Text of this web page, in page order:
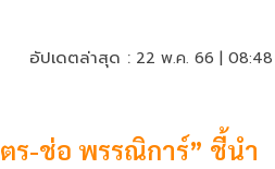
อัปเดตล่าสุด : 22 พ.ค. 66 |
ร-ช่อ พรรณิการ์” ชี้นำ